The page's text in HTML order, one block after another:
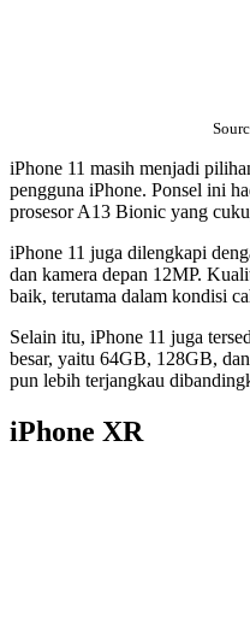
iPhone 11 masih menjadi
pengguna iPhone. Ponsel ini
prosesor A13 Bionic yang
iPhone 11 juga dilengkapi
dan kamera depan 12MP.
baik, terutama dalam kondisi
Selain itu, iPhone 11 juga
besar, yaitu 64GB, 128GB,
pun lebih terjangkau
iPhone XR